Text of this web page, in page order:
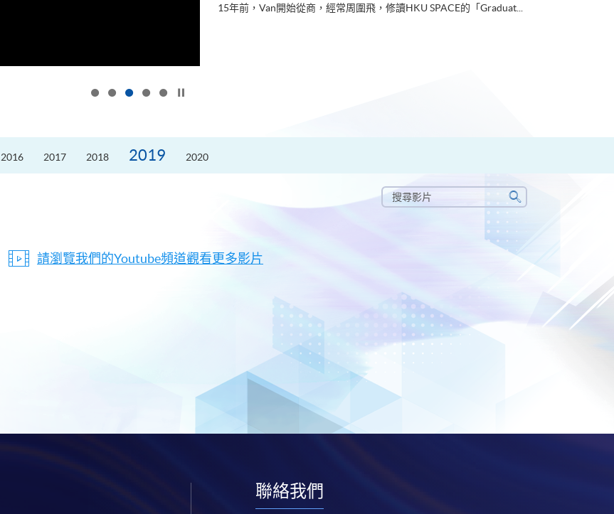
15年前，Van開始從商，經常周圍飛，修讀HKU SPACE的「Graduat...
2016 2017 2018 2019 2020
搜
尋
搜
尋
請瀏覽我們的Youtube頻道觀看更多影片
聯絡我們